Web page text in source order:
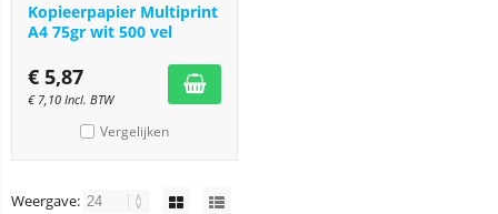
Kopieerpapier Multiprint
A4 75gr wit 500 vel
€ 5,87
€ 7,10 Incl. BTW
Vergelijken
Weergave: